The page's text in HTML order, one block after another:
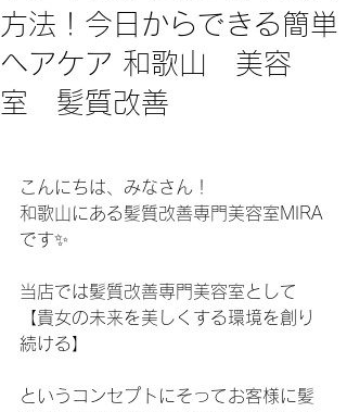
方法！今日からできる簡単
ヘアケア 和歌山 美容
室 髪質改善
こんにちは、みなさん！
和歌山にある髪質改善専門美容室MIRA
です✨
当店では髪質改善専門美容室として
【貴女の未来を美しくする環境を創り
続ける】
というコンセプトにそってお客様に髪